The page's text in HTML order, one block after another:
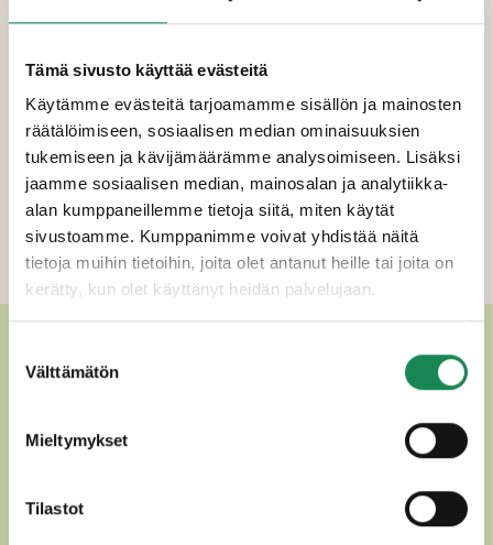
Tämä sivusto käyttää evästeitä
Käytämme evästeitä tarjoamamme sisällön ja mainosten
räätälöimiseen, sosiaalisen median ominaisuuksien
tukemiseen ja kävijämäärämme analysoimiseen. Lisäksi
jaamme sosiaalisen median, mainosalan ja analytiikka-
alan kumppaneillemme tietoja siitä, miten käytät
sivustoamme. Kumppanimme voivat yhdistää näitä
tietoja muihin tietoihin, joita olet antanut heille tai joita on
kerätty, kun olet käyttänyt heidän palvelujaan.
valinta
Välttämätön
Mieltymykset
Tilastot
pinaatti (9%), rypsi-/rapsiöljy, laktoositon
muskottipähkinä.
Pakkauskoot
Erikoisruokavaliot
Ravintosisältö
Lisätiedot
MUUT HERKULLISET